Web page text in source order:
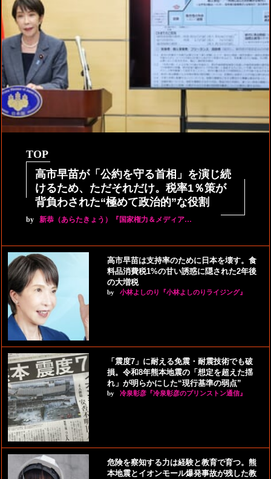
TOP
高市早苗が「公約を守る首相」を演じ続
けるため、ただそれだけ。税率1％策が
背負わされた“極めて政治的”な役割
by 新恭（あらたきょう）『国家権力＆メディア…
高市早苗は支持率のために日本を壊す。食
料品消費税1%の甘い誘惑に隠された2年後
の大増税
by 小林よしのり『小林よしのりライジング』
「震度7」に耐える免震・耐震技術でも破
損。令和8年熊本地震の「想定を超えた揺
れ」が明らかにした“現行基準の弱点”
by 冷泉彰彦『冷泉彰彦のプリンストン通信』
危険を察知する力は経験と教育で育つ。熊
本地震とイオンモール爆発事故が残した教